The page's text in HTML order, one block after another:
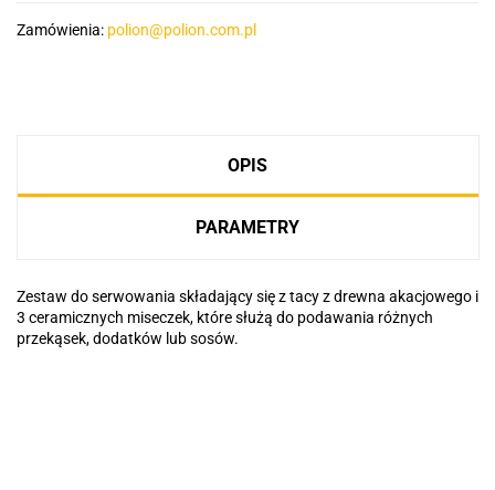
Zamówienia: polion@polion.com.pl
OPIS
PARAMETRY
Zestaw do serwowania składający się z tacy z drewna akacjowego i
3 ceramicznych miseczek, które służą do podawania różnych
przekąsek, dodatków lub sosów.